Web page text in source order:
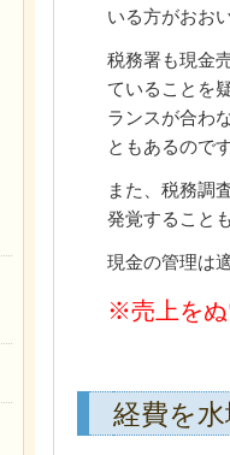
いる方がおお
税務署も現金
ていることを
ランスが合わ
ともあるのです
また、税務調
発覚すること
現金の管理は
※売上をぬ
経費を水